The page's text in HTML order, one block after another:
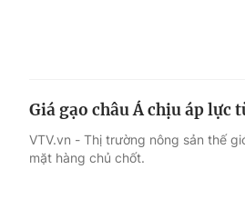
Giá gạo châu Á chịu áp lực
VTV.vn - Thị trường nông sản thế
mặt hàng chủ chốt.